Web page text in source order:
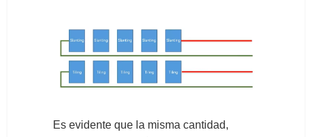
Es evidente que la misma cantidad,